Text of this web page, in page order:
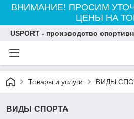
ВНИМАНИЕ! ПРОСИМ
ЦЕНЫ НА
USPORT - производство
Товары и услуги ВИДЫ
ВИДЫ СПОРТА